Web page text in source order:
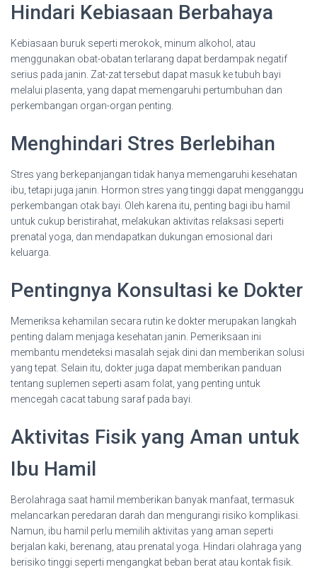
Hindari Kebiasaan Berbahaya
Kebiasaan buruk seperti merokok, minum alkohol, atau
menggunakan obat-obatan terlarang dapat berdampak negatif
serius pada janin. Zat-zat tersebut dapat masuk ke tubuh bayi
melalui plasenta, yang dapat memengaruhi pertumbuhan dan
perkembangan organ-organ penting.
Menghindari Stres Berlebihan
Stres yang berkepanjangan tidak hanya memengaruhi kesehatan
ibu, tetapi juga janin. Hormon stres yang tinggi dapat mengganggu
perkembangan otak bayi. Oleh karena itu, penting bagi ibu hamil
untuk cukup beristirahat, melakukan aktivitas relaksasi seperti
prenatal yoga, dan mendapatkan dukungan emosional dari
keluarga.
Pentingnya Konsultasi ke Dokter
Memeriksa kehamilan secara rutin ke dokter merupakan langkah
penting dalam menjaga kesehatan janin. Pemeriksaan ini
membantu mendeteksi masalah sejak dini dan memberikan solusi
yang tepat. Selain itu, dokter juga dapat memberikan panduan
tentang suplemen seperti asam folat, yang penting untuk
mencegah cacat tabung saraf pada bayi.
Aktivitas Fisik yang Aman untuk
Ibu Hamil
Berolahraga saat hamil memberikan banyak manfaat, termasuk
melancarkan peredaran darah dan mengurangi risiko komplikasi.
Namun, ibu hamil perlu memilih aktivitas yang aman seperti
berjalan kaki, berenang, atau prenatal yoga. Hindari olahraga yang
berisiko tinggi seperti mengangkat beban berat atau kontak fisik.